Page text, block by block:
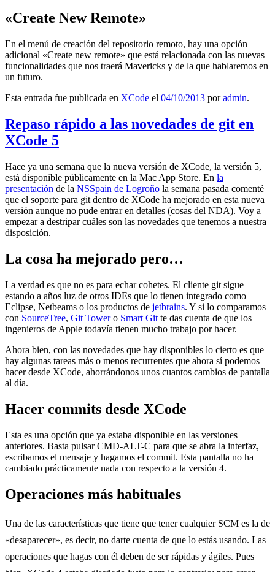
«Create New Remote»
En el menú de creación del repositorio remoto, hay una opción
adicional «Create new remote» que está relacionada con las nuevas
funcionalidades que nos traerá Mavericks y de la que hablaremos en
un futuro.
Esta entrada fue publicada en XCode el 04/10/2013 poradmin.
Repaso rápido a las novedades de git en
XCode 5
Hace ya una semana que la nueva versión de XCode, la versión 5,
está disponible públicamente en la Mac App Store. En la
presentación de la NSSpain de Logroño la semana pasada comenté
que el soporte para git dentro de XCode ha mejorado en esta nueva
versión aunque no pude entrar en detalles (cosas del NDA). Voy a
empezar a destripar cuáles son las novedades que tenemos a nuestra
disposición.
La cosa ha mejorado pero…
La verdad es que no es para echar cohetes. El cliente git sigue
estando a años luz de otros IDEs que lo tienen integrado como
Eclipse, Netbeams o los productos de jetbrains. Y si lo comparamos
con SourceTree, Git Towero Smart Git te das cuenta de que los
ingenieros de Apple todavía tienen mucho trabajo por hacer.
Ahora bien, con las novedades que hay disponibles lo cierto es que
hay algunas tareas más o menos recurrentes que ahora sí podemos
hacer desde XCode, ahorrándonos unos cuantos cambios de pantalla
al día.
Hacer commits desde XCode
Esta es una opción que ya estaba disponible en las versiones
anteriores. Basta pulsar CMD-ALT-C para que se abra la interfaz,
escribamos el mensaje y hagamos el commit. Esta pantalla no ha
cambiado prácticamente nada con respecto a la versión 4.
Operaciones más habituales
Una de las características que tiene que tener cualquier SCM es la de
«desaparecer», es decir, no darte cuenta de que lo estás usando. Las
operaciones que hagas con él deben de ser rápidas y ágiles. Pues